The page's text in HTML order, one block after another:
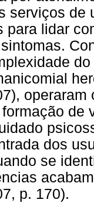
serviços de
para lidar
de
dos
se
p. 170).